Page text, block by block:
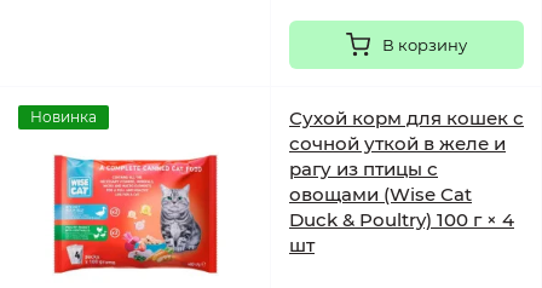
В корзину
Новинка
Сухой корм для кошек с
сочной уткой в желе и
рагу из птицы с
овощами (Wise Cat
Duck & Poultry) 100 г × 4
шт